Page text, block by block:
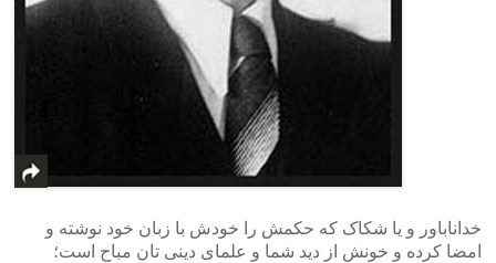
خداناباور و یا شکاک که حکمش را خودش با زبان خود نوشته و
امضا کرده و خونش از دید شما و علمای دینی تان مباح است؛